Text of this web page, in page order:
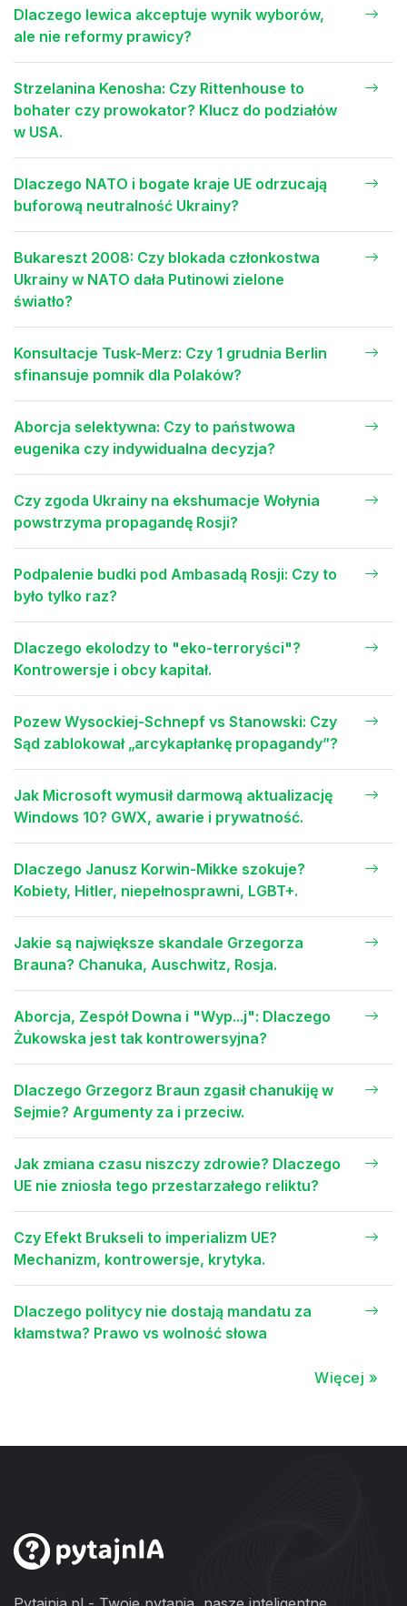
Dlaczego lewica akceptuje wynik wyborów,
ale nie reformy prawicy?
Strzelanina Kenosha: Czy Rittenhouse to
bohater czy prowokator? Klucz do podziałów
w USA.
Dlaczego NATO i bogate kraje UE odrzucają
buforową neutralność Ukrainy?
Bukareszt 2008: Czy blokada członkostwa
Ukrainy w NATO dała Putinowi zielone
światło?
Konsultacje Tusk-Merz: Czy 1 grudnia Berlin
sfinansuje pomnik dla Polaków?
Aborcja selektywna: Czy to państwowa
eugenika czy indywidualna decyzja?
Czy zgoda Ukrainy na ekshumacje Wołynia
powstrzyma propagandę Rosji?
Podpalenie budki pod Ambasadą Rosji: Czy to
było tylko raz?
Dlaczego ekolodzy to "eko-terroryści"?
Kontrowersje i obcy kapitał.
Pozew Wysockiej-Schnepf vs Stanowski: Czy
Sąd zablokował „arcykapłankę propagandy”?
Jak Microsoft wymusił darmową aktualizację
Windows 10? GWX, awarie i prywatność.
Dlaczego Janusz Korwin-Mikke szokuje?
Kobiety, Hitler, niepełnosprawni, LGBT+.
Jakie są największe skandale Grzegorza
Brauna? Chanuka, Auschwitz, Rosja.
Aborcja, Zespół Downa i "Wyp...j": Dlaczego
Żukowska jest tak kontrowersyjna?
Dlaczego Grzegorz Braun zgasił chanukiję w
Sejmie? Argumenty za i przeciw.
Jak zmiana czasu niszczy zdrowie? Dlaczego
UE nie zniosła tego przestarzałego reliktu?
Czy Efekt Brukseli to imperializm UE?
Mechanizm, kontrowersje, krytyka.
Dlaczego politycy nie dostają mandatu za
kłamstwa? Prawo vs wolność słowa
Więcej »